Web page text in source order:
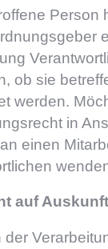
Person
ob sie
werden.
in
einen
auf Auskunft
der